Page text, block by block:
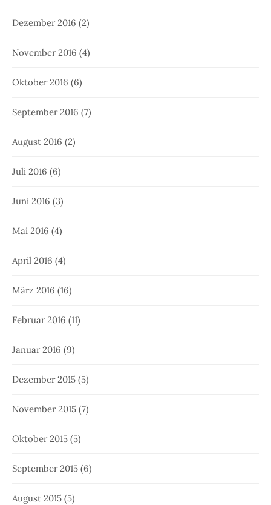
Dezember 2016 (2)
November 2016 (4)
Oktober 2016 (6)
September 2016 (7)
August 2016 (2)
Juli 2016 (6)
Juni 2016 (3)
Mai 2016 (4)
April 2016 (4)
März 2016 (16)
Februar 2016 (11)
Januar 2016 (9)
Dezember 2015 (5)
November 2015 (7)
Oktober 2015 (5)
September 2015 (6)
August 2015 (5)